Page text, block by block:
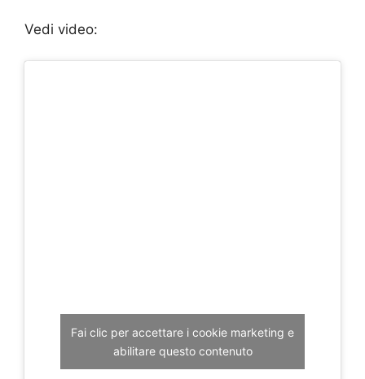
Vedi video:
Fai clic per accettare i cookie marketing e
abilitare questo contenuto